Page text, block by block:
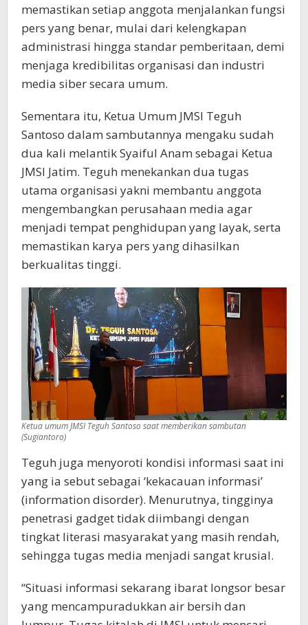
memastikan setiap anggota menjalankan fungsi
pers yang benar, mulai dari kelengkapan
administrasi hingga standar pemberitaan, demi
menjaga kredibilitas organisasi dan industri
media siber secara umum.
Sementara itu, Ketua Umum JMSI Teguh
Santoso dalam sambutannya mengaku sudah
dua kali melantik Syaiful Anam sebagai Ketua
JMSI Jatim. Teguh menekankan dua tugas
utama organisasi yakni membantu anggota
mengembangkan perusahaan media agar
menjadi tempat penghidupan yang layak, serta
memastikan karya pers yang dihasilkan
berkualitas tinggi.
Ketua umum JMSI Teguh Santoso saat memberikan sambutan
(Sugiantoro)
Teguh juga menyoroti kondisi informasi saat ini
yang ia sebut sebagai ‘kekacauan informasi’
(information disorder). Menurutnya, tingginya
penetrasi gadget tidak diimbangi dengan
tingkat literasi masyarakat yang masih rendah,
sehingga tugas media menjadi sangat krusial.
“Situasi informasi sekarang ibarat longsor besar
yang mencampuradukkan air bersih dan